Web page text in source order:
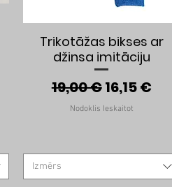
Ātrais skats
Trikotāžas bikses ar
džinsa imitāciju
Parastā cena
19,00 €16,15 €
Nodoklis Ieskaitot
Izmērs